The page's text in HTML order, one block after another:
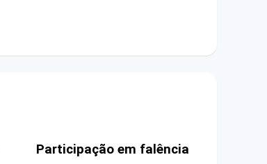
Participação em falência